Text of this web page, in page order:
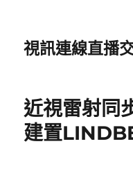
視訊連線直播
近視雷射同
建置